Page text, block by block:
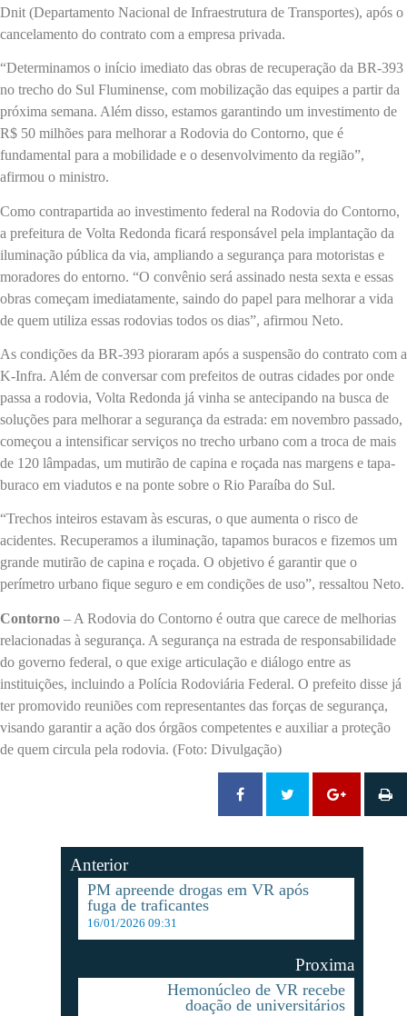
Dnit (Departamento Nacional de Infraestrutura de Transportes), após o
cancelamento do contrato com a empresa privada.
“Determinamos o início imediato das obras de recuperação da BR-393
no trecho do Sul Fluminense, com mobilização das equipes a partir da
próxima semana. Além disso, estamos garantindo um investimento de
R$ 50 milhões para melhorar a Rodovia do Contorno, que é
fundamental para a mobilidade e o desenvolvimento da região”,
afirmou o ministro.
Como contrapartida ao investimento federal na Rodovia do Contorno,
a prefeitura de Volta Redonda ficará responsável pela implantação da
iluminação pública da via, ampliando a segurança para motoristas e
moradores do entorno. “O convênio será assinado nesta sexta e essas
obras começam imediatamente, saindo do papel para melhorar a vida
de quem utiliza essas rodovias todos os dias”, afirmou Neto.
As condições da BR-393 pioraram após a suspensão do contrato com a
K-Infra. Além de conversar com prefeitos de outras cidades por onde
passa a rodovia, Volta Redonda já vinha se antecipando na busca de
soluções para melhorar a segurança da estrada: em novembro passado,
começou a intensificar serviços no trecho urbano com a troca de mais
de 120 lâmpadas, um mutirão de capina e roçada nas margens e tapa-
buraco em viadutos e na ponte sobre o Rio Paraíba do Sul.
“Trechos inteiros estavam às escuras, o que aumenta o risco de
acidentes. Recuperamos a iluminação, tapamos buracos e fizemos um
grande mutirão de capina e roçada. O objetivo é garantir que o
perímetro urbano fique seguro e em condições de uso”, ressaltou Neto.
Contorno – A Rodovia do Contorno é outra que carece de melhorias
relacionadas à segurança. A segurança na estrada de responsabilidade
do governo federal, o que exige articulação e diálogo entre as
instituições, incluindo a Polícia Rodoviária Federal. O prefeito disse já
ter promovido reuniões com representantes das forças de segurança,
visando garantir a ação dos órgãos competentes e auxiliar a proteção
de quem circula pela rodovia. (Foto: Divulgação)
Anterior
PM apreende drogas em VR após
fuga de traficantes
16/01/2026 09:31
Proxima
Hemonúcleo de VR recebe
doação de universitários